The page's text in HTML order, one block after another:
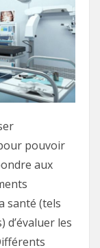
pouvoir
aux
santé (tels
d’évaluer les